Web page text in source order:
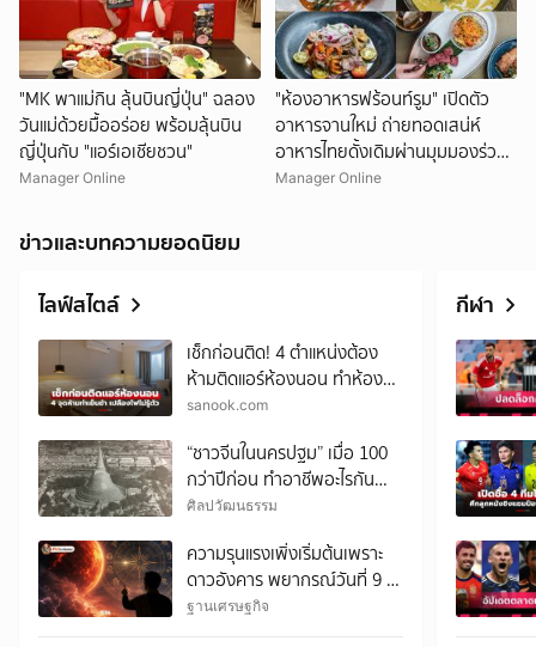
"MK พาแม่กิน ลุ้นบินญี่ปุ่น" ฉลอง
วันแม่ด้วยมื้ออร่อย พร้อมลุ้นบิน
ญี่ปุ่นกับ "แอร์เอเชียชวน"
Manager Online
"ห้องอาหารฟร้อนท์รูม" เปิดตัว
อาหารจานใหม่ ถ่ายทอดเสน่ห์
อาหารไทยดั้งเดิมผ่านมุมมองร่วม
สมัย
Manager Online
ข่าวและบทความยอดนิยม
ไลฟ์สไตล์
เช็กก่อนติด! 4 ตำแหน่งต้อง
ห้ามติดแอร์ห้องนอน ทำห้อง
เย็นช้า เปลืองค่าไฟไม่รู้ตัว
sanook.com
“ชาวจีนในนครปฐม” เมื่อ 100
กว่าปีก่อน ทำอาชีพอะไรกัน
บ้าง?
ศิลปวัฒนธรรม
ความรุนแรงเพิ่งเริ่มต้นเพราะ
ดาวอังคาร พยากรณ์วันที่ 9 -
15 ส.ค. 2569
ฐานเศรษฐกิจ
กีฬา